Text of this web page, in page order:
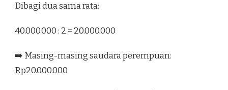
Dibagi dua sama rata:
40.000.000 : 2 = 20.000.000
➡️ Masing-masing saudara perempuan:
Rp20.000.000